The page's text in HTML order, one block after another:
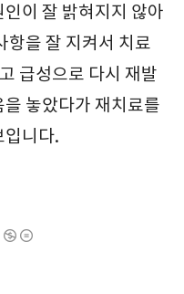
이 잘 밝혀지지 않아
항을 잘 지켜서 치료
급성으로 다시 재발
놓았다가 재치료를
입니다.